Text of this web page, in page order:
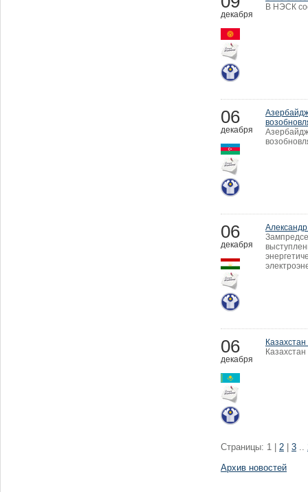
декабря
В НЭСК
06
декабря
06
декабря
06
декабря
Страницы: 1 | 2 3 ..
Архив новостей